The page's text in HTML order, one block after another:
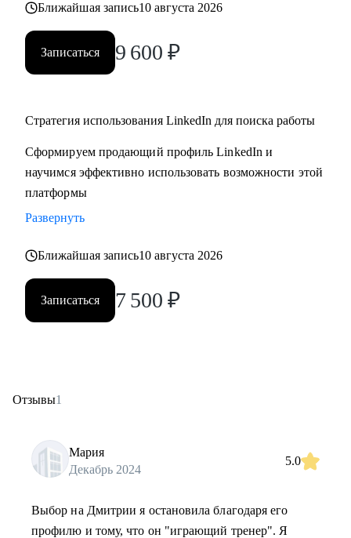
Ближайшая запись10 августа 2026
Записаться 9 600 ₽
Стратегия использования LinkedIn для поиска работы
Сформируем продающий профиль LinkedIn и
научимся эффективно использовать возможности этой
платформы
Развернуть
Ближайшая запись10 августа 2026
Записаться 7 500 ₽
Отзывы1
Мария
Декабрь 2024
5.0
Выбор на Дмитрии я остановила благодаря его
профилю и тому, что он "играющий тренер". Я